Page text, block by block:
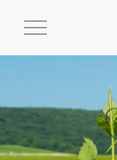
MENÜ
AUSKLAPPEN